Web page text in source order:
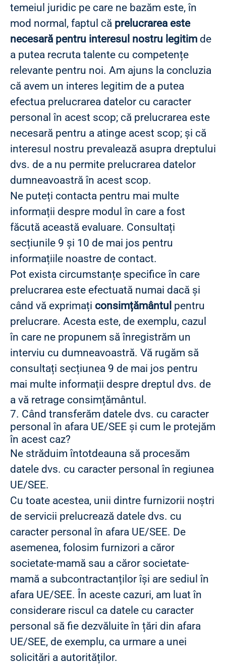
temeiul juridic pe care ne bazăm este, în
mod normal, faptul că prelucrarea este
necesară pentru interesul nostru legitim de
a putea recruta talente cu competențe
relevante pentru noi. Am ajuns la concluzia
că avem un interes legitim de a putea
efectua prelucrarea datelor cu caracter
personal în acest scop; că prelucrarea este
necesară pentru a atinge acest scop; și că
interesul nostru prevalează asupra dreptului
dvs. de a nu permite prelucrarea datelor
dumneavoastră în acest scop.
Ne puteți contacta pentru mai multe
informații despre modul în care a fost
făcută această evaluare. Consultați
secțiunile 9 și 10 de mai jos pentru
informațiile noastre de contact.
Pot exista circumstanțe specifice în care
prelucrarea este efectuată numai dacă și
când vă exprimați consimțământul pentru
prelucrare. Acesta este, de exemplu, cazul
în care ne propunem să înregistrăm un
interviu cu dumneavoastră. Vă rugăm să
consultați secțiunea 9 de mai jos pentru
mai multe informații despre dreptul dvs. de
a vă retrage consimțământul.
7. Când transferăm datele dvs. cu caracter
personal în afara UE/SEE și cum le protejăm
în acest caz?
Ne străduim întotdeauna să procesăm
datele dvs. cu caracter personal în regiunea
UE/SEE.
Cu toate acestea, unii dintre furnizorii noștri
de servicii prelucrează datele dvs. cu
caracter personal în afara UE/SEE. De
asemenea, folosim furnizori a căror
societate-mamă sau a căror societate-
mamă a subcontractanților își are sediul în
afara UE/SEE. În aceste cazuri, am luat în
considerare riscul ca datele cu caracter
personal să fie dezvăluite în țări din afara
UE/SEE, de exemplu, ca urmare a unei
solicitări a autorităților.